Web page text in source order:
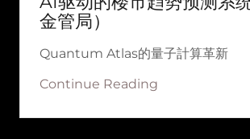
金管局）
Quantum Atlas的量子計算革新
Continue Reading